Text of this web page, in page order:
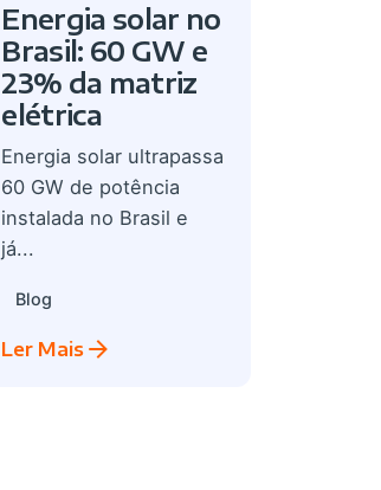
Energia solar no
Brasil: 60 GW e
23% da matriz
elétrica
Energia solar ultrapassa
60 GW de potência
instalada no Brasil e
já...
Blog
Ler Mais